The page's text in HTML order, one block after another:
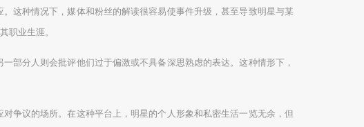
这种情况下，媒体和粉丝的解读很容易使事件升级，甚至导致明星与某
职业生涯。
部分人则会批评他们过于偏激或不具备深思熟虑的表达。这种情形下，
争议的场所。在这种平台上，明星的个人形象和私密生活一览无余，但